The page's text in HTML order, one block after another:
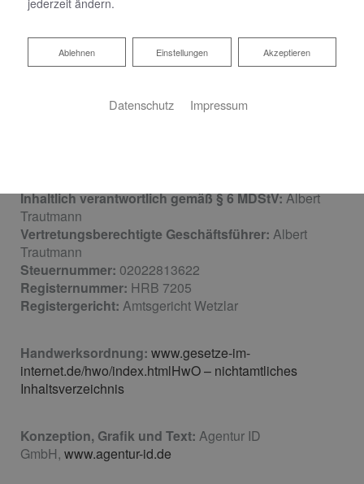
Impressum
Albert Trautmann GmbH
Inhaltlich verantwortlich gemäß § 6 MDStV:Albert
Trautmann
Vertretungsberechtigte Geschäftsführer: Albert
Trautmann
Steuernummer: 02022813622
Registernummer: HRB 7205
Registergericht: Amtsgericht Wetzlar
Handwerksordnung: www.gesetze-im-
internet.de/hwo/index.htmlHwO – nichtamtliches
Inhaltsverzeichnis
Konzeption, Grafik und Text: Agentur ID
GmbH, www.agentur-id.de
jederzeit ändern.
Akzeptieren
Einstellungen
Ablehnen
Ablehnen
Datenschutz Impressum